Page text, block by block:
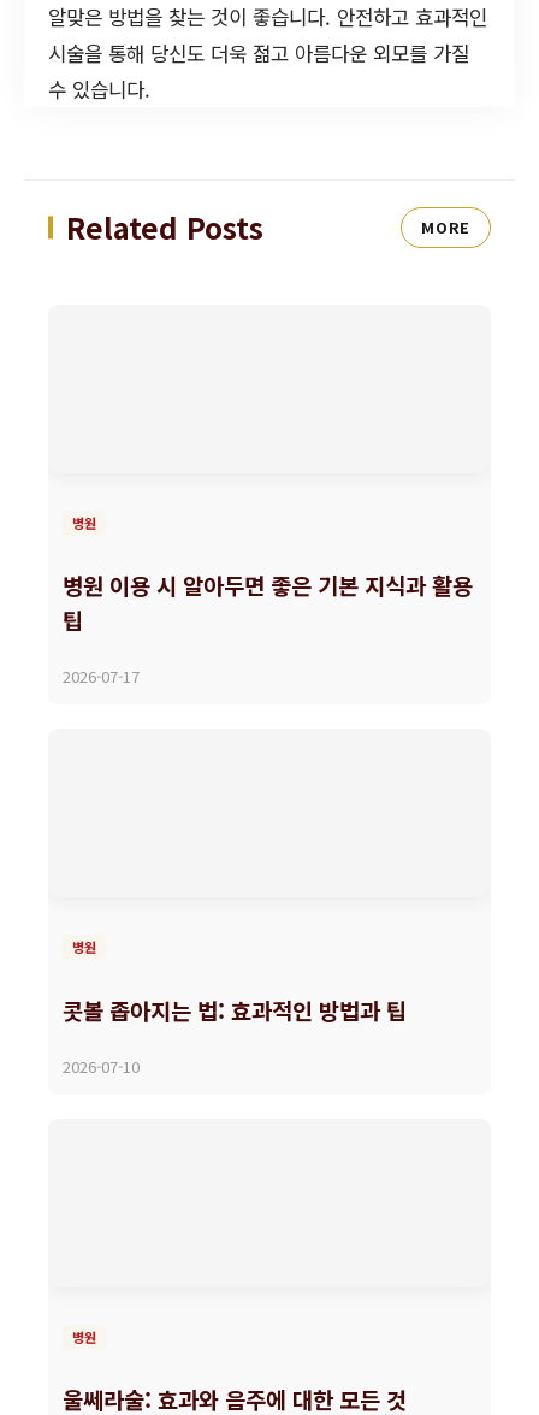
알맞은 방법을 찾는 것이 좋습니다. 안전하고 효과적인
시술을 통해 당신도 더욱 젊고 아름다운 외모를 가질
수 있습니다.
Related Posts MORE
병원
병원 이용 시 알아두면 좋은 기본 지식과 활용
팁
2026-07-17
병원
콧볼 좁아지는 법: 효과적인 방법과 팁
2026-07-10
병원
울쎄라술: 효과와 음주에 대한 모든 것